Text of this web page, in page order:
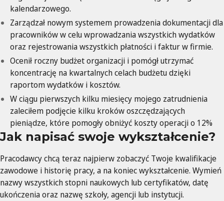
kalendarzowego.
Zarządzał nowym systemem prowadzenia dokumentacji dla
pracowników w celu wprowadzania wszystkich wydatków
oraz rejestrowania wszystkich płatności i faktur w firmie.
Ocenił roczny budżet organizacji i pomógł utrzymać
koncentrację na kwartalnych celach budżetu dzięki
raportom wydatków i kosztów.
W ciągu pierwszych kilku miesięcy mojego zatrudnienia
zaleciłem podjęcie kilku kroków oszczędzających
pieniądze, które pomogły obniżyć koszty operacji o 12%
Jak napisać swoje wykształcenie?
Pracodawcy chcą teraz najpierw zobaczyć Twoje kwalifikacje
zawodowe i historię pracy, a na koniec wykształcenie. Wymień
nazwy wszystkich stopni naukowych lub certyfikatów, datę
ukończenia oraz nazwę szkoły, agencji lub instytucji.